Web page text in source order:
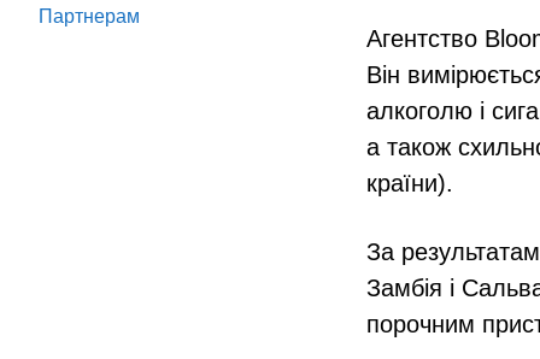
Партнeрам
Агентство
Він
алкоголю і
а також
країни).
За
Замбія і
порочним